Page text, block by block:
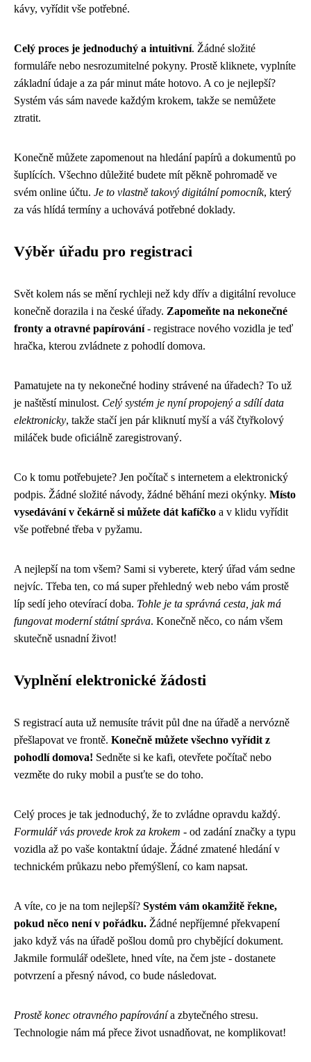
kávy, vyřídit vše potřebné.
Celý proces je jednoduchý a intuitivní. Žádné složité
formuláře nebo nesrozumitelné pokyny. Prostě kliknete, vyplníte
základní údaje a za pár minut máte hotovo. A co je nejlepší?
Systém vás sám navede každým krokem, takže se nemůžete
ztratit.
Konečně můžete zapomenout na hledání papírů a dokumentů po
šuplících. Všechno důležité budete mít pěkně pohromadě ve
svém online účtu. Je to vlastně takový digitální pomocník, který
za vás hlídá termíny a uchovává potřebné doklady.
Výběr úřadu pro registraci
Svět kolem nás se mění rychleji než kdy dřív a digitální revoluce
konečně dorazila i na české úřady. Zapomeňte na nekonečné
fronty a otravné papírování- registrace nového vozidla je teď
hračka, kterou zvládnete z pohodlí domova.
Pamatujete na ty nekonečné hodiny strávené na úřadech? To už
je naštěstí minulost. Celý systém je nyní propojený a sdílí data
elektronicky, takže stačí jen pár kliknutí myší a váš čtyřkolový
miláček bude oficiálně zaregistrovaný.
Co k tomu potřebujete? Jen počítač s internetem a elektronický
podpis. Žádné složité návody, žádné běhání mezi okýnky. Místo
vysedávání v čekárně si můžete dát kafíčko a v klidu vyřídit
vše potřebné třeba v pyžamu.
A nejlepší na tom všem? Sami si vyberete, který úřad vám sedne
nejvíc. Třeba ten, co má super přehledný web nebo vám prostě
líp sedí jeho otevírací doba. Tohle je ta správná cesta, jak má
fungovat moderní státní správa. Konečně něco, co nám všem
skutečně usnadní život!
Vyplnění elektronické žádosti
S registrací auta už nemusíte trávit půl dne na úřadě a nervózně
přešlapovat ve frontě. Konečně můžete všechno vyřídit z
pohodlí domova! Sedněte si ke kafi, otevřete počítač nebo
vezměte do ruky mobil a pusťte se do toho.
Celý proces je tak jednoduchý, že to zvládne opravdu každý.
Formulář vás provede krok za krokem - od zadání značky a typu
vozidla až po vaše kontaktní údaje. Žádné zmatené hledání v
technickém průkazu nebo přemýšlení, co kam napsat.
A víte, co je na tom nejlepší? Systém vám okamžitě řekne,
pokud něco není v pořádku. Žádné nepříjemné překvapení
jako když vás na úřadě pošlou domů pro chybějící dokument.
Jakmile formulář odešlete, hned víte, na čem jste - dostanete
potvrzení a přesný návod, co bude následovat.
Prostě konec otravného papírovánía zbytečného stresu.
Technologie nám má přece život usnadňovat, ne komplikovat!